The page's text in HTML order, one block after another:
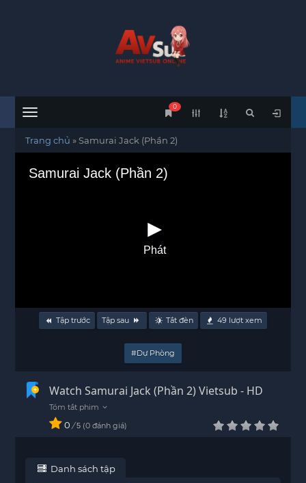
Menu
0
Trang chủ »Samurai Jack (Phần 2)
Samurai Jack (Phần 2)
Phát
Tập trước Tập sau Tắt đèn 49 lượt xem
#Dự Phòng
Watch Samurai Jack (Phần 2) Vietsub - HD
0 / 5 0 đánh giá
Danh sách tập